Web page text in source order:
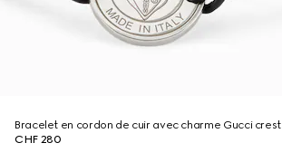
Bracelet en cordon de cuir avec charme Gucci crest
CHF 280